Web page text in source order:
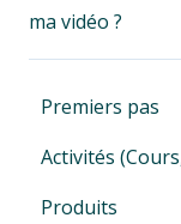
ma vidéo ?
Premiers pas
Premiers
Navigation
Activités
Introduction
Produits